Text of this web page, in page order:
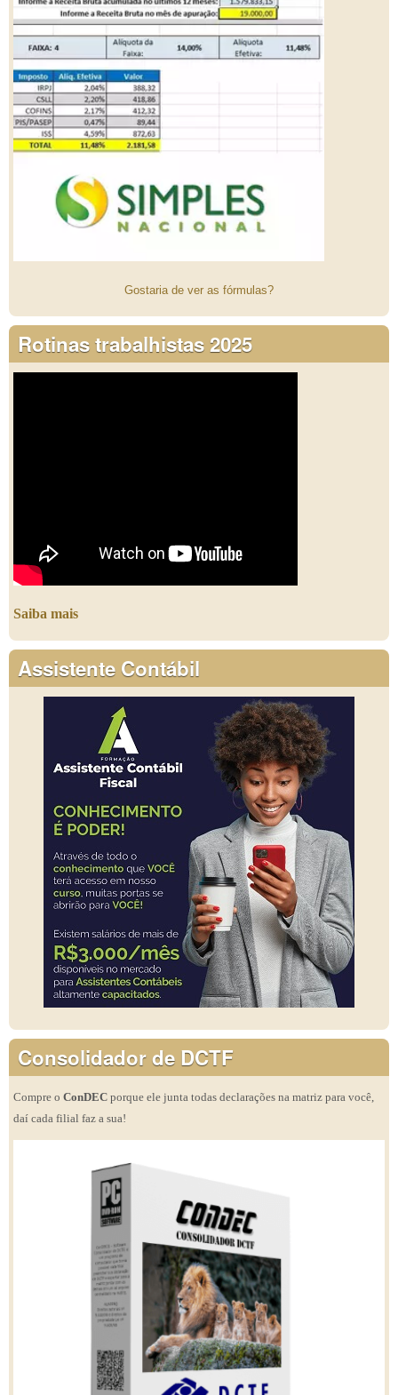
Gostaria de ver as fórmulas?
Rotinas trabalhistas 2025
Saiba mais
Assistente Contábil
Consolidador de DCTF
Compre o ConDEC porque ele junta todas declarações na matriz para você,
daí cada filial faz a sua!